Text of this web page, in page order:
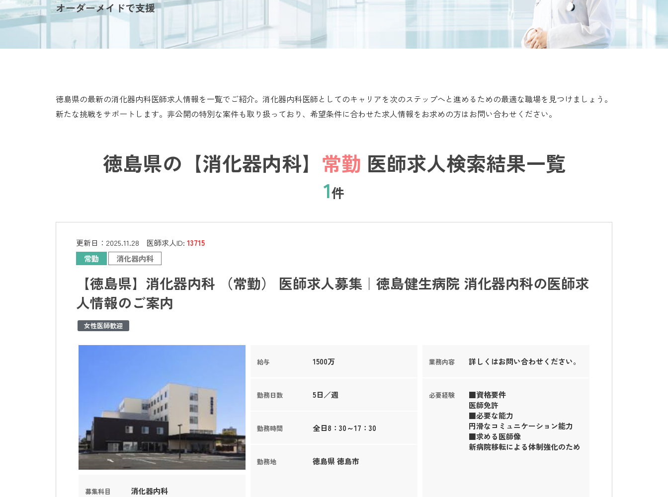
オーダーメイドで支援
徳島県の最新の消化器内科医師求人情報を一覧でご紹介。消化器内科医師としてのキャリアを次のステップへと進めるための最適な職場を見つけましょう。
新たな挑戦をサポートします。非公開の特別な案件も取り扱っており、希望条件に合わせた求人情報をお求めの方はお問い合わせください。
徳島県の【消化器内科】 常勤 医師求人検索結果一覧
1件
更新日： 2025.11.28 医師求人ID: 13715
常勤
消化器内科
【徳島県】消化器内科 （常勤） 医師求人募集｜徳島健生病院 消化器内科の医師求
人情報のご案内
女性医師歓迎
募集科目 消化器内科
給与 1500万
勤務日数 5日／週
勤務時間 全日8：30～17：30
勤務地 徳島県 徳島市
業務内容 詳しくはお問い合わせください。
必要経験
■資格要件
医師免許
■必要な能力
円滑なコミュニケーション能力
■求める医師像
新病院移転による体制強化のため